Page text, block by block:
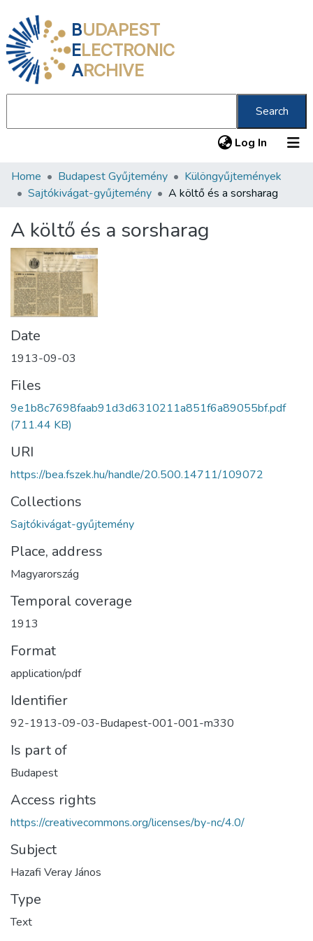
BUDAPEST
ELECTRONIC
ARCHIVE
Search
Log In (current)
Communities & Collections
Statistics
About us
Home Budapest Gyűjtemény
Különgyűjtemények
Sajtókivágat-gyűjtemény
A költő és a sorsharag
A költő és a sorsharag
Date
1913-09-03
Files
9e1b8c7698faab91d3d6310211a851f6a89055bf.pdf
(711.44 KB)
URI
https://bea.fszek.hu/handle/20.500.14711/109072
Collections
Sajtókivágat-gyűjtemény
Place, address
Magyarország
Temporal coverage
1913
Format
application/pdf
Identifier
92-1913-09-03-Budapest-001-001-m330
Is part of
Budapest
Access rights
https://creativecommons.org/licenses/by-nc/4.0/
Subject
Hazafi Veray János
Type
Text